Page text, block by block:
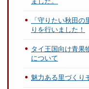
「守りたい秋田
りを行いました！
タイ王国向け青果
について
魅力ある里づくり